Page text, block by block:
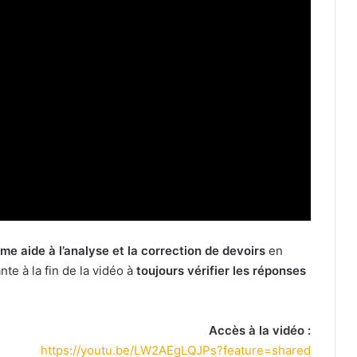
aide à l’analyse et la correction de devoirs en
à la fin de la vidéo à toujours vérifier les réponses
Accès à la vidéo :
https://youtu.be/LW2AEgLQJPs?feature=shared